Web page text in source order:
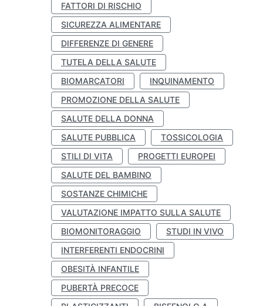
FATTORI DI RISCHIO
SICUREZZA ALIMENTARE
DIFFERENZE DI GENERE
TUTELA DELLA SALUTE
BIOMARCATORI
INQUINAMENTO
PROMOZIONE DELLA SALUTE
SALUTE DELLA DONNA
SALUTE PUBBLICA
TOSSICOLOGIA
STILI DI VITA
PROGETTI EUROPEI
SALUTE DEL BAMBINO
SOSTANZE CHIMICHE
VALUTAZIONE IMPATTO SULLA SALUTE
BIOMONITORAGGIO
STUDI IN VIVO
INTERFERENTI ENDOCRINI
OBESITÀ INFANTILE
PUBERTÀ PRECOCE